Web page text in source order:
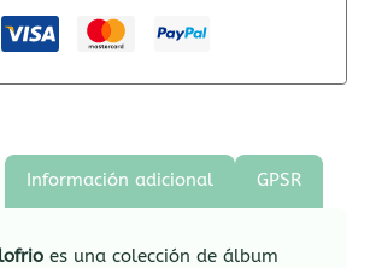
Información adicional GPSR
es una colección de álbum